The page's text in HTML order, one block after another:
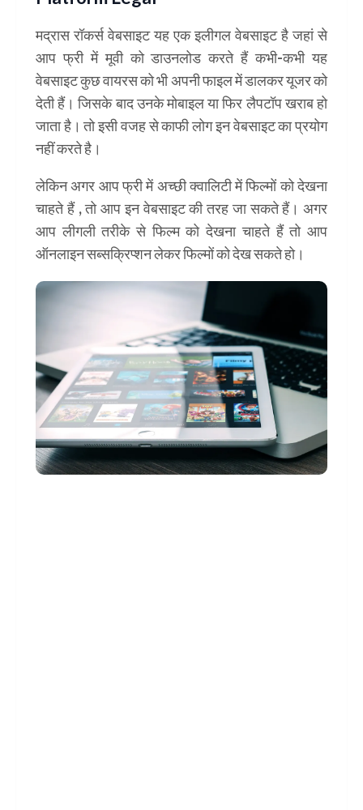
मद्रास रॉकर्स वेबसाइट यह एक इलीगल वेबसाइट है जहां से
आप फ्री में मूवी को डाउनलोड करते हैं कभी-कभी यह
वेबसाइट कुछ वायरस को भी अपनी फाइल में डालकर यूजर को
देती हैं। जिसके बाद उनके मोबाइल या फिर लैपटॉप खराब हो
जाता है। तो इसी वजह से काफी लोग इन वेबसाइट का प्रयोग
नहीं करते है।
लेकिन अगर आप फ्री में अच्छी क्वालिटी में फिल्मों को देखना
चाहते हैं , तो आप इन वेबसाइट की तरह जा सकते हैं। अगर
आप लीगली तरीके से फिल्म को देखना चाहते हैं तो आप
ऑनलाइन सब्सक्रिप्शन लेकर फिल्मों को देख सकते हो।